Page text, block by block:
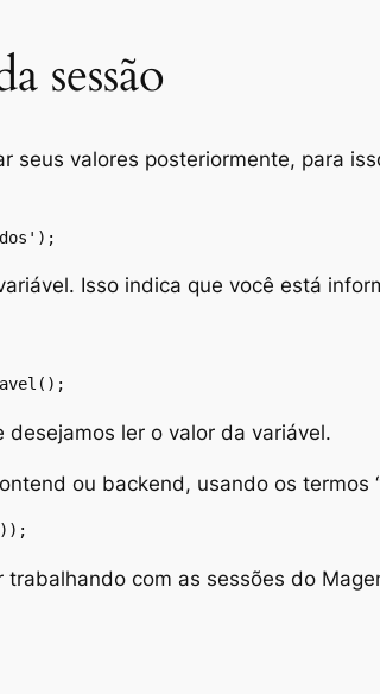
sessão
seus valores posteriormente, para
Isso indica que você está
desejamos ler o valor da variável.
ou backend, usando os termos
com as sessões do